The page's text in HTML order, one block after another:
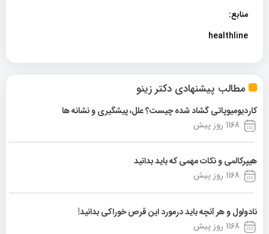
مطالب پیشنهادی دکتر زینو
کاردیومیوپاتی گشاد شده چیست؟ علل، پیشگیری و نشانه ها
1168 روز پیش
هیپرکالمی و نکات مهمی که باید بدانید
1168 روز پیش
نادولول و هر آنچه باید درمورد این قرص خوراکی بدانید!
1168 روز پیش
منابع:
healthline